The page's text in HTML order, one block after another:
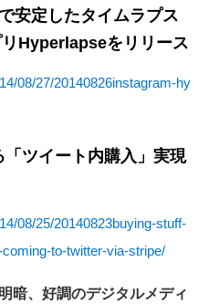
安定したタイムラプス
Hyperlapseをリリース
08/27/20140826instagram-hy
ツイート内購入」実現
08/25/20140823buying-stuff-
to-twitter-via-stripe/
暗、好調のデジタルメディ